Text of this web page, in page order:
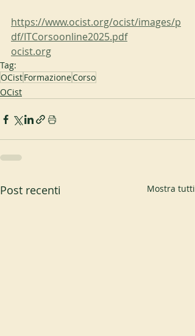
https://www.ocist.org/ocist/images/p
df/ITCorsoonline2025.pdf
ocist.org
Tag:
OCistFormazioneCorso
OCist
Post recenti Mostra tutti